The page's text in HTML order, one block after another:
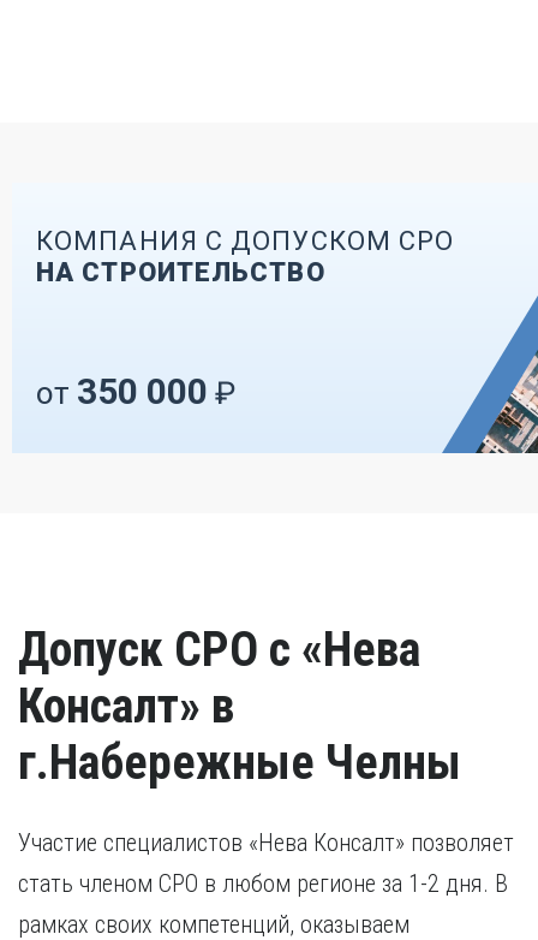
КОМПАНИЯ С ДОПУСКОМ СРО
НА СТРОИТЕЛЬСТВО
от 350 000 ₽
Допуск СРО с «Нева
Консалт» в
г.Набережные Челны
Участие специалистов «Нева Консалт» позволяет
стать членом СРО в любом регионе за 1-2 дня. В
рамках своих компетенций, оказываем